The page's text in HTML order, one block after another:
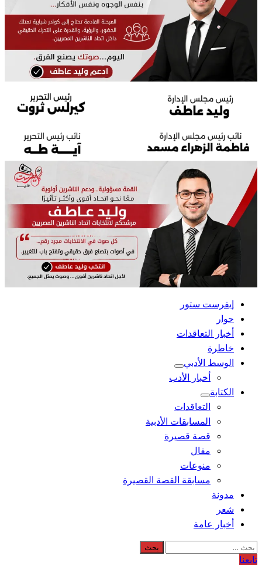
القائمةإيفرست ستور
حوار
أخبار التعاقدات
خاطرة
الوسط الأدبي
أخبار الأدب
الكتابة
التعاقدات
المسابقات الأدبية
قصة قصيرة
مقال
منوعات
مسابقة القصة القصيرة
مدونة
شعر
أخبار عامة
البحث
عن:
تابعنا